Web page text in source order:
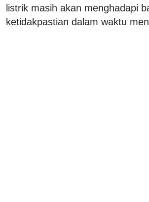
listrik masih akan menghadapi
ketidakpastian dalam waktu